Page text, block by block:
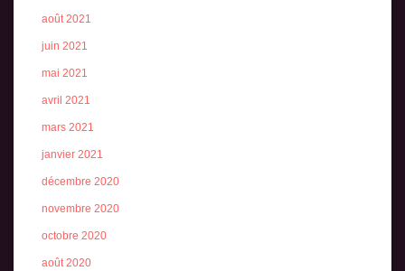
août 2021
juin 2021
mai 2021
avril 2021
mars 2021
janvier 2021
décembre 2020
novembre 2020
octobre 2020
août 2020